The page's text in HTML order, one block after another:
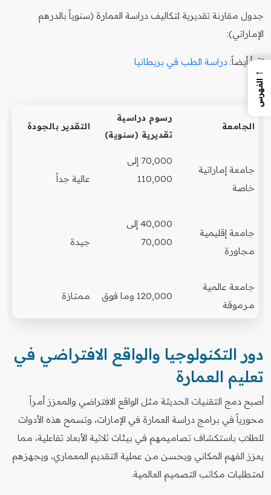
جدول مقارنة تقديرية لتكاليف دراسة العمارة (سنوياً بالدرهم
الإماراتي):
اقرأ أيضاً: دراسة الطب في بريطانيا
الجامعة
رسوم دراسية
تقديرية (سنوية)
التقدير بالجودة
جامعة إماراتية
خاصة
70,000 إلى
110,000
عالية جداً
جامعة إقليمية
مجاورة
40,000 إلى
70,000
جيدة
جامعة عالمية
مرموقة
120,000 وما فوق ممتازة
دور التكنولوجيا والواقع الافتراضي في
تعليم العمارة
أصبح دمج التقنيات الحديثة مثل الواقع الافتراضي والمعزز أمراً
محورياً في برامج دراسة العمارة في الإمارات، وتسمح هذه الأدوات
للطلاب باستكشاف تصاميمهم في بيئات ثلاثية الأبعاد تفاعلية، مما
يعزز الفهم المكاني ويحسن من عملية التقديم المعماري، ويجهزهم
لمتطلبات مكاتب التصميم العالمية.
←
الفهرس